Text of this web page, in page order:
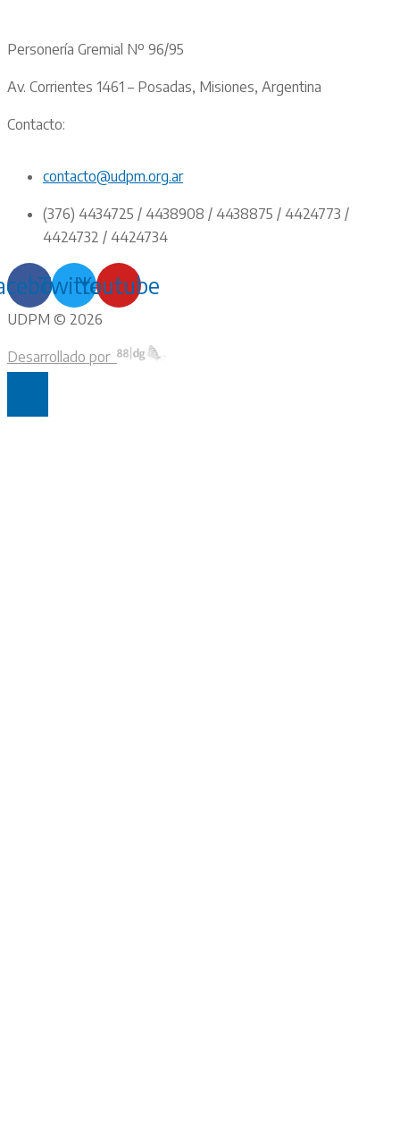
Personería Gremial Nº 96/95
Av. Corrientes 1461 – Posadas, Misiones, Argentina
Contacto:
contacto@udpm.org.ar
(376) 4434725 / 4438908 / 4438875 / 4424773 /
4424732 / 4424734
TwitterYoutube
UDPM © 2026
Desarrollado por